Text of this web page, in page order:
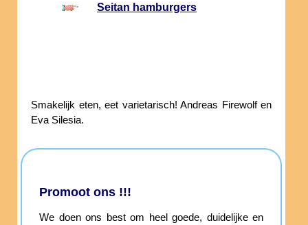
Seitan hamburgers
Smakelijk eten, eet varietarisch! Andreas Firewolf en
Eva Silesia.
Promoot ons !!!
We doen ons best om heel goede, duidelijke en